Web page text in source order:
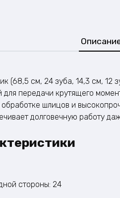
(68,5 см, 24 зуба, 14,3 см,
передачи крутящего
шлицов и
долговечную работу
стороны: 24